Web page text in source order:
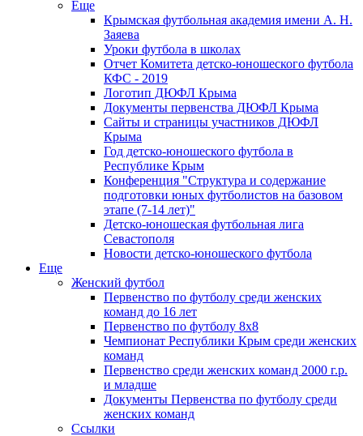
Еще
Крымская футбольная академия имени А. Н.
Заяева
Уроки футбола в школах
Отчет Комитета детско-юношеского футбола
КФС - 2019
Логотип ДЮФЛ Крыма
Документы первенства ДЮФЛ Крыма
Сайты и страницы участников ДЮФЛ
Крыма
Год детско-юношеского футбола в
Республике Крым
Конференция "Структура и содержание
подготовки юных футболистов на базовом
этапе (7-14 лет)"
Детско-юношеская футбольная лига
Севастополя
Новости детско-юношеского футбола
Еще
Женский футбол
Первенство по футболу среди женских
команд до 16 лет
Первенство по футболу 8х8
Чемпионат Республики Крым среди женских
команд
Первенство среди женских команд 2000 г.р.
и младше
Документы Первенства по футболу среди
женских команд
Ссылки